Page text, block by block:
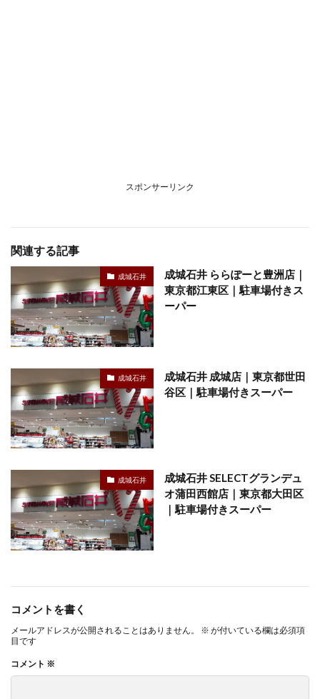
スポンサーリンク
関連する記事
成城石井
成城石井 ららぽーと豊洲店｜
東京都江東区｜駐車場付きス
ーパー
成城石井
成城石井 成城店｜東京都世田
谷区｜駐車場付きスーパー
成城石井
成城石井 SELECTグランデュ
オ蒲田西館店｜東京都大田区
｜駐車場付きスーパー
コメントを書く
メールアドレスが公開されることはありません。 ※ が付いている欄は必須項
目です
コメント ※